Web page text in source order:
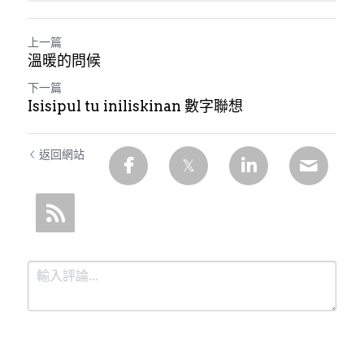
上一篇
溫暖的問候
下一篇
Isisipul tu iniliskinan 數字聯想
返回網站